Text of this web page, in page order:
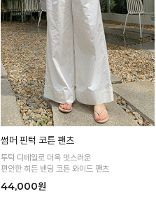
썸머 핀턱 코튼 팬츠
투턱 디테일로 더욱 멋스러운
편안한 히든 밴딩 코튼 와이드 팬츠
44,000원